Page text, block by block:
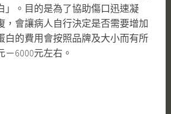
」。目的是為了協助傷口迅速凝
，會讓病人自行決定是否需要增加
白的費用會按照品牌及大小而有所
－6000元左右。